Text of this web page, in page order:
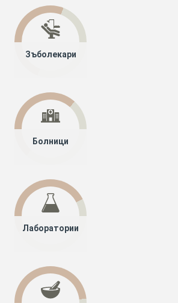
Зъболекари
Болници
Лаборатории